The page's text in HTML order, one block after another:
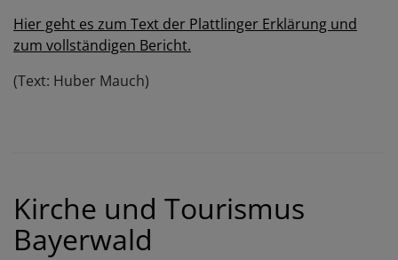
Hier geht es zum Text der Plattlinger Erklärung und
zum vollständigen Bericht.
(Text: Huber Mauch)
Kirche und Tourismus
Bayerwald